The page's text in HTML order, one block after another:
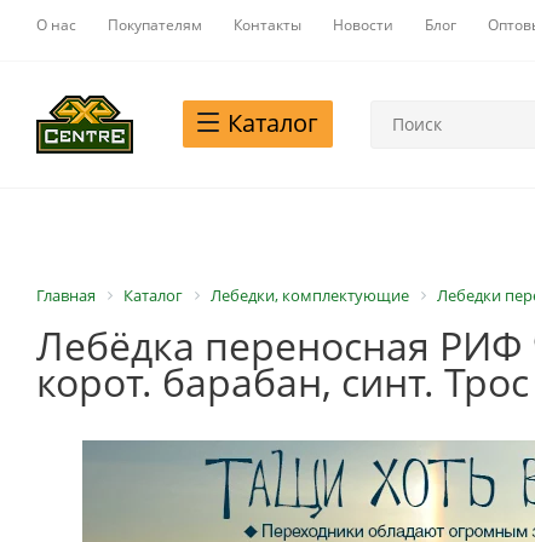
О нас Покупателям Контакты Новости Блог
Каталог
Главная Каталог Лебедки, комплектующие Лебедки
Лебёдка переносная РИФ
корот. барабан, синт. Трос